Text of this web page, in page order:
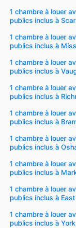
1 chambre à louer
publics inclus à
1 chambre à louer
publics inclus à
1 chambre à louer
publics inclus à
1 chambre à louer
publics inclus à
1 chambre à louer
publics inclus à
1 chambre à louer
publics inclus à
1 chambre à louer
publics inclus à
1 chambre à louer
publics inclus à
1 chambre à louer
publics inclus à